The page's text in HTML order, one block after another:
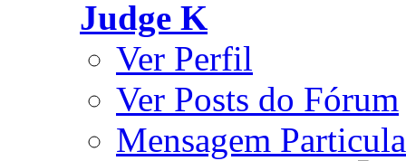
Judge K
Ver Perfil
Ver Posts do Fórum
Mensagem